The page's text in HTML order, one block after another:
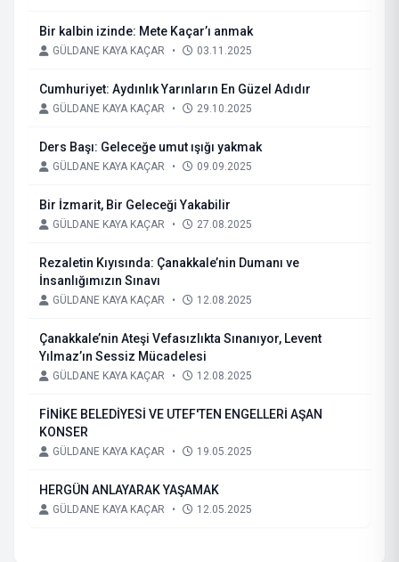
Bir kalbin izinde: Mete Kaçar’ı anmak
GÜLDANE KAYA KAÇAR • 03.11.2025
Cumhuriyet: Aydınlık Yarınların En Güzel Adıdır
GÜLDANE KAYA KAÇAR • 29.10.2025
Ders Başı: Geleceğe umut ışığı yakmak
GÜLDANE KAYA KAÇAR • 09.09.2025
Bir İzmarit, Bir Geleceği Yakabilir
GÜLDANE KAYA KAÇAR • 27.08.2025
Rezaletin Kıyısında: Çanakkale’nin Dumanı ve
İnsanlığımızın Sınavı
GÜLDANE KAYA KAÇAR • 12.08.2025
Çanakkale’nin Ateşi Vefasızlıkta Sınanıyor, Levent
Yılmaz’ın Sessiz Mücadelesi
GÜLDANE KAYA KAÇAR • 12.08.2025
FİNİKE BELEDİYESİ VE UTEF'TEN ENGELLERİ AŞAN
KONSER
GÜLDANE KAYA KAÇAR • 19.05.2025
HERGÜN ANLAYARAK YAŞAMAK
GÜLDANE KAYA KAÇAR • 12.05.2025